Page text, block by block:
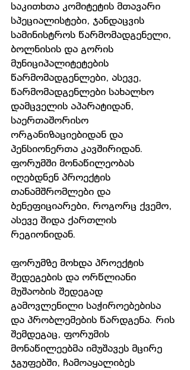
საკითხთა კომიტეტის მთავარი
სპეციალისტები, ჯანდაცვის
სამინისტროს წარმომადგენელი,
ბოლნისის და გორის
მუნიციპალიტეტების
წარმომადგენლები, ასევე,
წარმომადგენლები სახალხო
დამცველის აპარატიდან,
საერთაშორისო
ორგანიზაციებიდან და
პენსიონერთა კავშირიდან.
ფორუმში მონაწილეობას
იღებდნენ პროექტის
თანამშრომლები და
ბენეფიციარები, როგორც ქვემო,
ასევე შიდა ქართლის
რეგიონიდან.
ფორუმზე მოხდა პროექტის
შედეგების და ორწლიანი
მუშაობის შედეგად
გამოვლენილი საჭიროებებისა
და პრობლემების წარდგენა. რის
შემდეგაც, ფორუმის
მონაწილეებმა იმუშავეს მცირე
ჯგუფებში, ჩამოაყალიბეს